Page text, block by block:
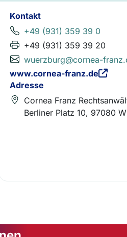
Kontakt
+49 (931) 359 39 0
+49 (931) 359 39 20
wuerzburg@cornea-
www.cornea-franz.de
Adresse
Cornea Franz
Berliner Platz 10, 97080